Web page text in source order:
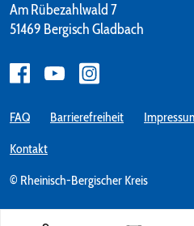
Am Rübezahlwald 7
51469 Bergisch Gladbach
© Rheinisch-Bergischer Kreis
FAQ Barrierefreiheit
Kontakt